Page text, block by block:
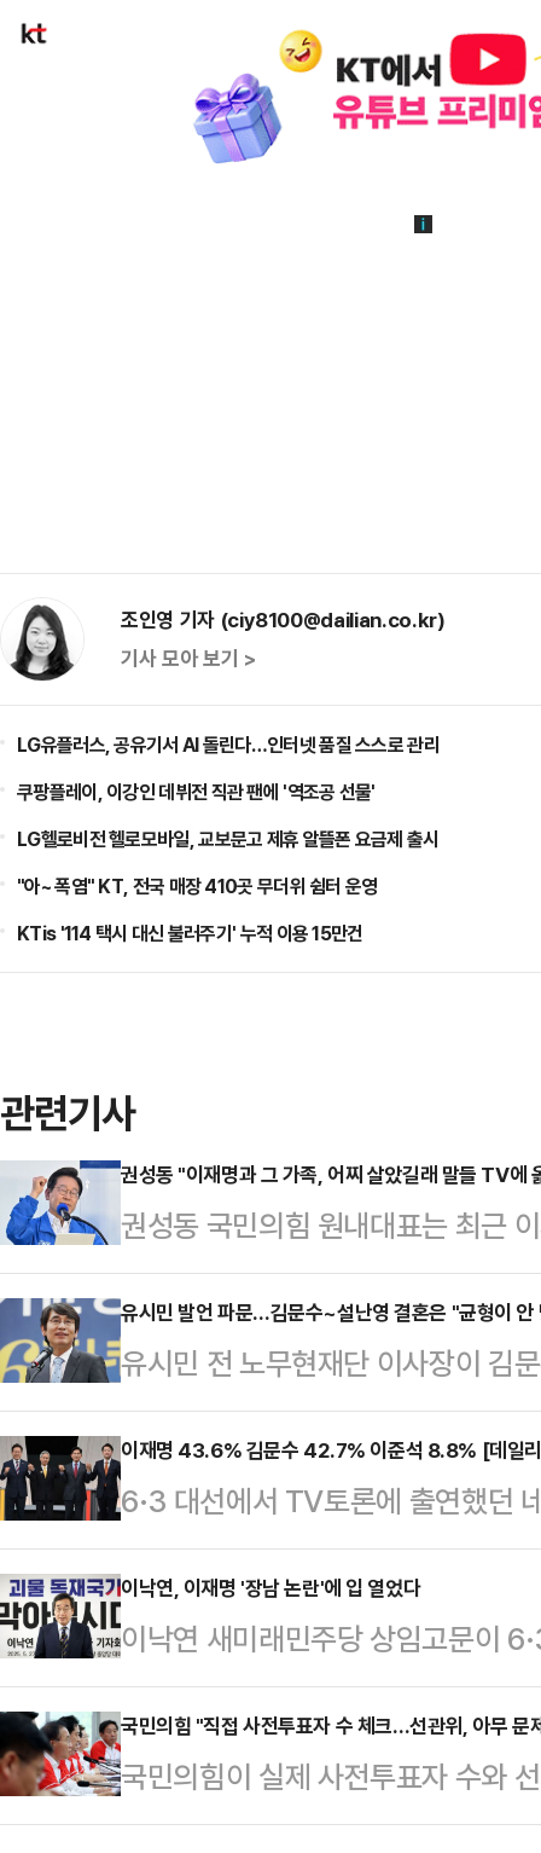
조인영 기자 (ciy8100@dailian.co.kr)
기사 모아 보기 >
LG유플러스, 공유기서 AI 돌린다…인터넷 품질 스스로 관리
쿠팡플레이, 이강인 데뷔전 직관 팬에 '역조공 선물'
LG헬로비전 헬로모바일, 교보문고 제휴 알뜰폰 요금제 출시
"아~ 폭염" KT, 전국 매장 410곳 무더위 쉼터 운영
KTis '114 택시 대신 불러주기' 누적 이용 15만건
관련기사
권성동 "이재명과 그 가족, 어찌 살았길래 말들 TV에
권성동 국민의힘 원내대표는 최근
언이 논란으로 떠오른 것을 꼬집으
대체 어떻게 살아왔길래, 그들이
람불가 등급이 돼버리는 것이냐"라
이스북에 "이 후보 장남이 인터넷
혁신당) 후보가 TV토론에서 약간
이같이 적었다.이어 그는 "이 후보
인이 형수께 한 욕설을…
유시민 발언 파문…김문수~설난영 결혼은 "균형이 안
유시민 전 노무현재단 이사장이 김
여사를 겨냥해 공격한 말이 파문을
상경해 노동운동을 하다가 김문수
맞을 정도로 대단한 남자와의 혼인
에서는 갈 수 없는 자리" "그래서 제
힘에서는 유 전 이사장이 전근대적
드러냈다고 지적하고 있다.강명구
29일 페이스북에 …
이재명 43.6% 김문수 42.7% 이준석 8.8% [데일
6·3 대선에서 TV토론에 출연했던
문한 결과, 이재명 더불어민주당
42.7%를 기록했다. 두 후보 간 격
다.'호텔경제학' '커피 원가 120원' '
논란과 김문수 후보의 뒷심이 맞물
다만 이번 설문에서는 국민의힘을
보수 과표집 현상이 발생했을 가능
이…
이낙연, 이재명 '장남 논란'에 입 열었다
이낙연 새미래민주당 상임고문이
명 더불어민주당 후보의 '장남 논란
혜경 여사의 사법 리스크에 이어 장
처벌 논란이 대선 막바지 변수가
면, 이준석 개혁신당 후보가 3차
국민의힘 "직접 사전투표자 수 체크…선관위, 아무 문
국민의힘이 실제 사전투표자 수와
는 일각의 의혹에 직접 사전투표자